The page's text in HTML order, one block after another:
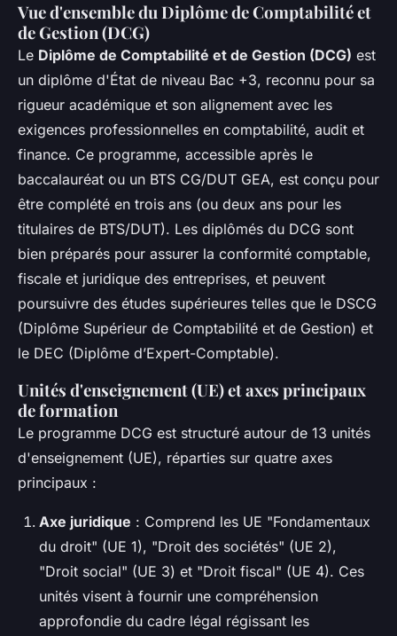
Vue d'ensemble du Diplôme de Comptabilité et
de Gestion (DCG)
Le Diplôme de Comptabilité et de Gestion (DCG) est
un diplôme d'État de niveau Bac +3, reconnu pour sa
rigueur académique et son alignement avec les
exigences professionnelles en comptabilité, audit et
finance. Ce programme, accessible après le
baccalauréat ou un BTS CG/DUT GEA, est conçu pour
être complété en trois ans (ou deux ans pour les
titulaires de BTS/DUT). Les diplômés du DCG sont
bien préparés pour assurer la conformité comptable,
fiscale et juridique des entreprises, et peuvent
poursuivre des études supérieures telles que le DSCG
(Diplôme Supérieur de Comptabilité et de Gestion) et
le DEC (Diplôme d’Expert-Comptable).
Unités d'enseignement (UE) et axes principaux
de formation
Le programme DCG est structuré autour de 13 unités
d'enseignement (UE), réparties sur quatre axes
principaux :
Axe juridique : Comprend les UE "Fondamentaux
du droit" (UE 1), "Droit des sociétés" (UE 2),
"Droit social" (UE 3) et "Droit fiscal" (UE 4). Ces
unités visent à fournir une compréhension
approfondie du cadre légal régissant les